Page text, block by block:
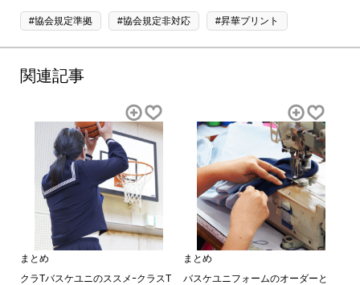
#協会規定準拠 #協会規定非対応 #昇華プリント
関連記事
まとめ
クラTバスケユニのススメｰクラスT
まとめ
バスケユニフォームのオーダーと